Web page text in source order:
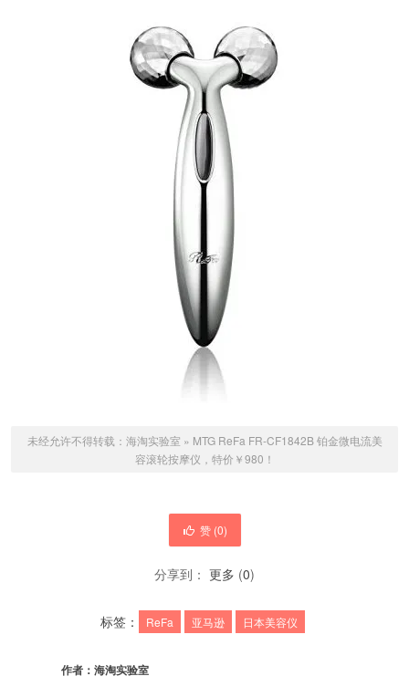
未经允许不得转载： 海淘实验室 » MTG ReFa FR-CF1842B 铂金微电流美
容滚轮按摩仪，特价￥980！
赞 (0)
分享到： 更多 (0)
标签： ReFa 亚马逊 日本美容仪
作者： 海淘实验室